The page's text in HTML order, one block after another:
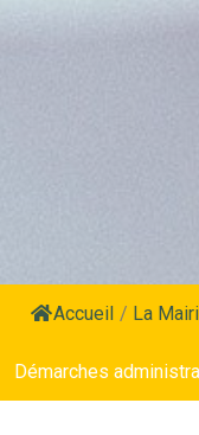
Accueil / La
Démarches